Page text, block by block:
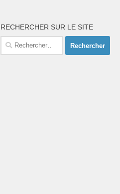
RECHERCHER SUR LE SITE
Rechercher :